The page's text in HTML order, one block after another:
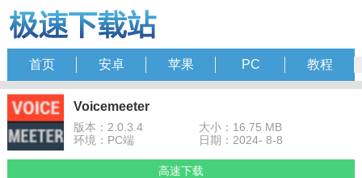
首页 安卓 苹果 PC 教程
Voicemeeter
版本：2.0.3.4
大小：16.75 MB
环境：PC端
日期：2024- 8-8
高速下载